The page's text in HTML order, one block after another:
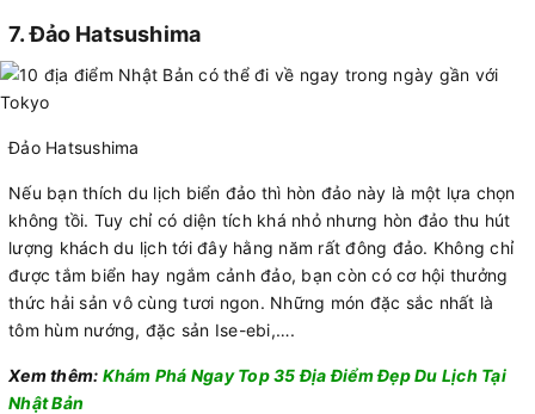
7. Đảo Hatsushima
Đảo Hatsushima
Nếu bạn thích du lịch biển đảo thì hòn đảo này là một lựa chọn
không tồi. Tuy chỉ có diện tích khá nhỏ nhưng hòn đảo thu hút
lượng khách du lịch tới đây hằng năm rất đông đảo. Không chỉ
được tắm biển hay ngắm cảnh đảo, bạn còn có cơ hội thưởng
thức hải sản vô cùng tươi ngon. Những món đặc sắc nhất là
tôm hùm nướng, đặc sản Ise-ebi,….
Xem thêm: Khám Phá Ngay Top 35 Địa Điểm Đẹp Du Lịch Tại
Nhật Bản